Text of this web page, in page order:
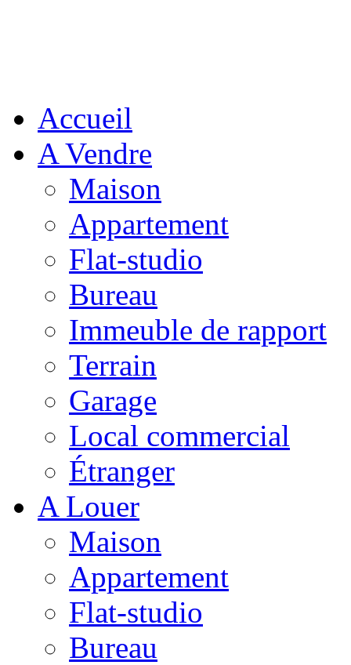
Accueil
A Vendre
Maison
Appartement
Flat-studio
Bureau
Immeuble de rapport
Terrain
Garage
Local commercial
Étranger
A Louer
Maison
Appartement
Flat-studio
Bureau